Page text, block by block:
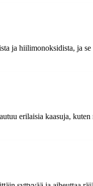
ja hiilimonoksidista, ja
erilaisia kaasuja, kuten